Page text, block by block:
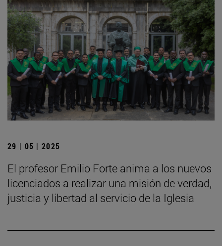
29 | 05 | 2025
El profesor Emilio Forte anima a los nuevos
licenciados a realizar una misión de verdad,
justicia y libertad al servicio de la Iglesia